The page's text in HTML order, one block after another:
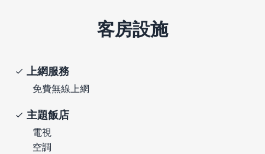
客房設施
上網服務
免費無線上網
主題飯店
電視
空調